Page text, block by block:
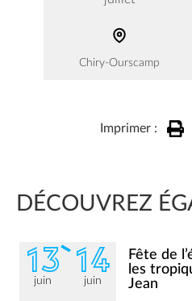
Chiry-Ourscamp
Imprimer :
DÉCOUVREZ
13
juin
14
juin
Fête de
les
Jean